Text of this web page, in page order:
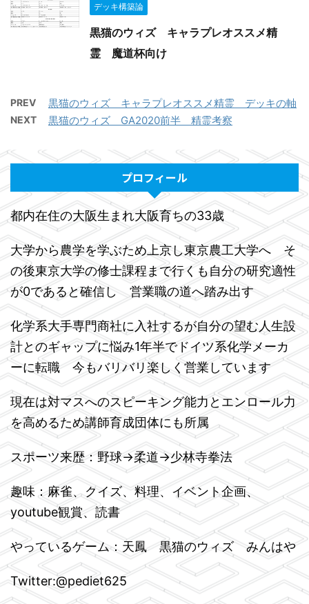
デッキ構築論
黒猫のウィズ キャラプレオススメ精
霊 魔道杯向け
PREV 黒猫のウィズ キャラプレオススメ精霊 デッキの軸
NEXT 黒猫のウィズ GA2020前半 精霊考察
プロフィール
都内在住の大阪生まれ大阪育ちの33歳
大学から農学を学ぶため上京し東京農工大学へ そ
の後東京大学の修士課程まで行くも自分の研究適性
が0であると確信し 営業職の道へ踏み出す
化学系大手専門商社に入社するが自分の望む人生設
計とのギャップに悩み1年半でドイツ系化学メーカ
ーに転職 今もバリバリ楽しく営業しています
現在は対マスへのスピーキング能力とエンロール力
を高めるため講師育成団体にも所属
スポーツ来歴：野球→柔道→少林寺拳法
趣味：麻雀、クイズ、料理、イベント企画、
youtube観賞、読書
やっているゲーム：天鳳 黒猫のウィズ みんはや
Twitter:@pediet625